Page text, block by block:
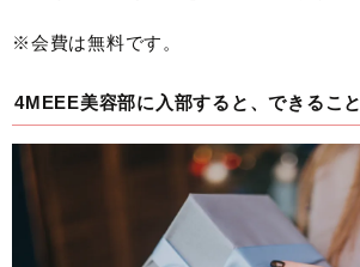
※会費は無料です。
4MEEE美容部に入部すると、できること